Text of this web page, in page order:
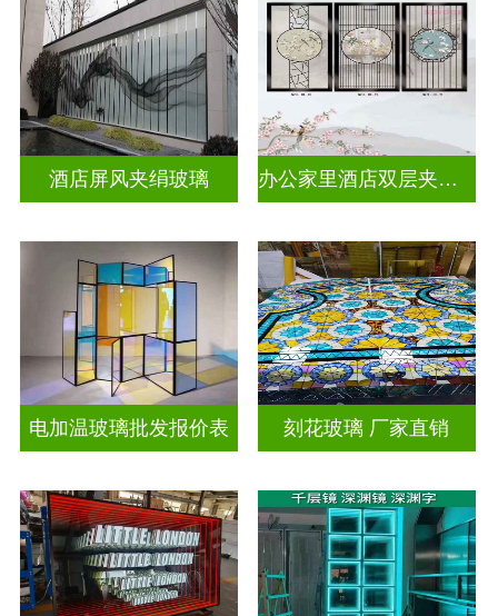
酒店屏风夹绢玻璃 办公家里酒店双层夹娟玻璃
电加温玻璃批发报价表 刻花玻璃 厂家直销